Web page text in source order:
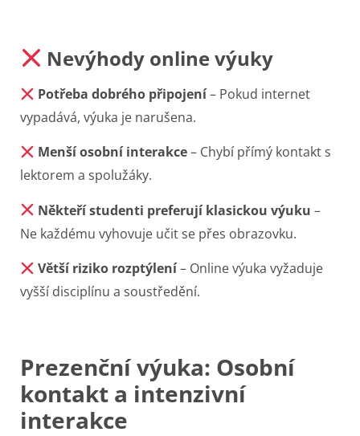
Nevýhody online výuky
Potřeba dobrého připojení– Pokud internet
vypadává, výuka je narušena.
Menší osobní interakce– Chybí přímý kontakt s
lektorem a spolužáky.
Někteří studenti preferují klasickou výuku –
Ne každému vyhovuje učit se přes obrazovku.
Větší riziko rozptýlení– Online výuka vyžaduje
vyšší disciplínu a soustředění.
Prezenční výuka: Osobní
kontakt a intenzivní
interakce